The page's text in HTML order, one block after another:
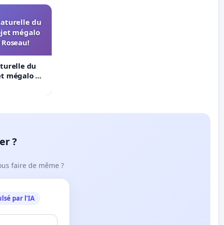
du
mégalo
du
mégalo du
?
faire de même ?
par l’IA